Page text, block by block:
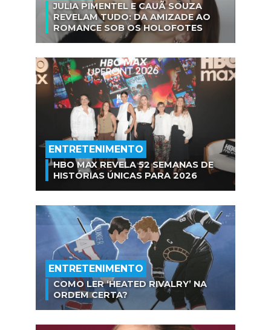
JULIA PIMENTEL E CAUÃ SOUZA
REVELAM TUDO: DA AMIZADE AO
ROMANCE SOB OS HOLOFOTES
ENTRETENIMENTO
HBO MAX REVELA 52 SEMANAS DE
HISTÓRIAS ÚNICAS PARA 2026
ENTRETENIMENTO
COMO LER ‘HEATED RIVALRY’ NA
ORDEM CERTA?